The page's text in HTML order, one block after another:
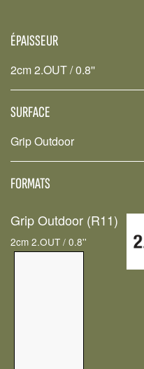
ÉPAISSEUR
2cm 2.OUT / 0.8''
SURFACE
Grip Outdoor
FORMATS
Grip Outdoor (R11)
2cm 2.OUT / 0.8''